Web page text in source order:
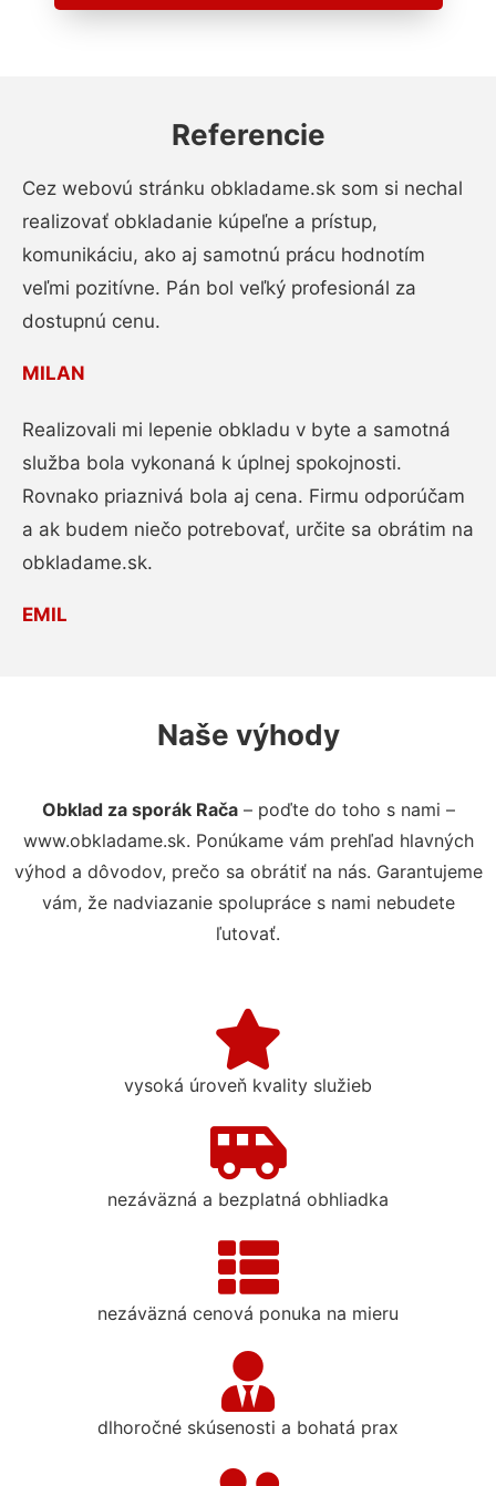
Referencie
Cez webovú stránku obkladame.sk som si nechal
realizovať obkladanie kúpeľne a prístup,
komunikáciu, ako aj samotnú prácu hodnotím
veľmi pozitívne. Pán bol veľký profesionál za
dostupnú cenu.
MILAN
Realizovali mi lepenie obkladu v byte a samotná
služba bola vykonaná k úplnej spokojnosti.
Rovnako priaznivá bola aj cena. Firmu odporúčam
a ak budem niečo potrebovať, určite sa obrátim na
obkladame.sk.
EMIL
Naše výhody
Obklad za sporák Rača– poďte do toho s nami –
www.obkladame.sk. Ponúkame vám prehľad hlavných
výhod a dôvodov, prečo sa obrátiť na nás. Garantujeme
vám, že nadviazanie spolupráce s nami nebudete
ľutovať.
vysoká úroveň kvality služieb
nezáväzná a bezplatná obhliadka
nezáväzná cenová ponuka na mieru
dlhoročné skúsenosti a bohatá prax